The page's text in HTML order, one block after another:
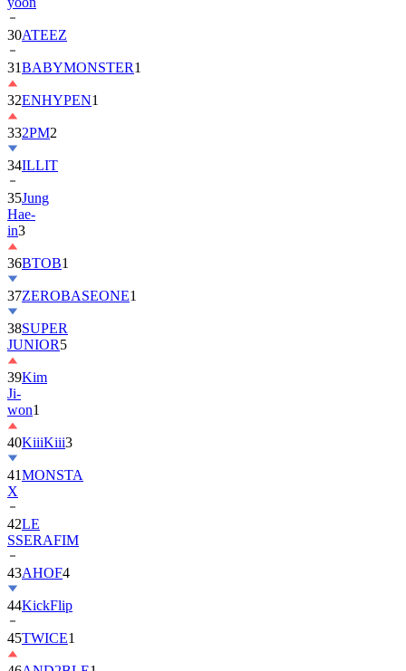
31BABYMONSTER
32ENHYPEN1
332PM2
34ILLIT
35Jung
Hae-
in3
36BTOB
37ZEROBASEONE
38SUPER
JUNIOR
39Kim
Ji-
won1
40KiiiKiii
41MONSTA
X
42
SSERAFIM
43AHOF4
44KickFlip
45TWICE1
46AND2BLE